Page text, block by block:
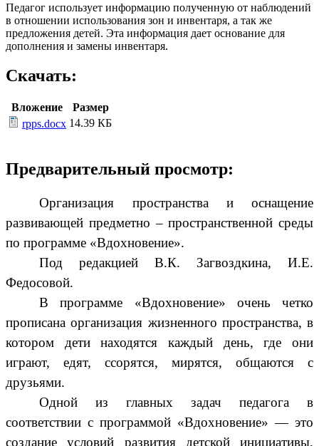
Педагог использует информацию полученную от наблюдений
в отношении использования зон и инвентаря, а так же
предложения детей. Эта информация дает основание для
дополнения и замены инвентаря.
Скачать:
Вложение
Размер
rpps.docx 14.39 КБ
Предварительный просмотр:
Организация пространства и оснащение
развивающей предметно – пространственной среды
по программе «Вдохновение».
Под редакцией В.К. Загвоздкина, И.Е.
Федосовой.
В программе «Вдохновение» очень четко
прописана организация жизненного пространства, в
котором дети находятся каждый день, где они
играют, едят, ссорятся, мирятся, общаются с
друзьями.
Одной из главных задач педагога в
соответствии с программой «Вдохновение» — это
создание условий развития детской инициативы,